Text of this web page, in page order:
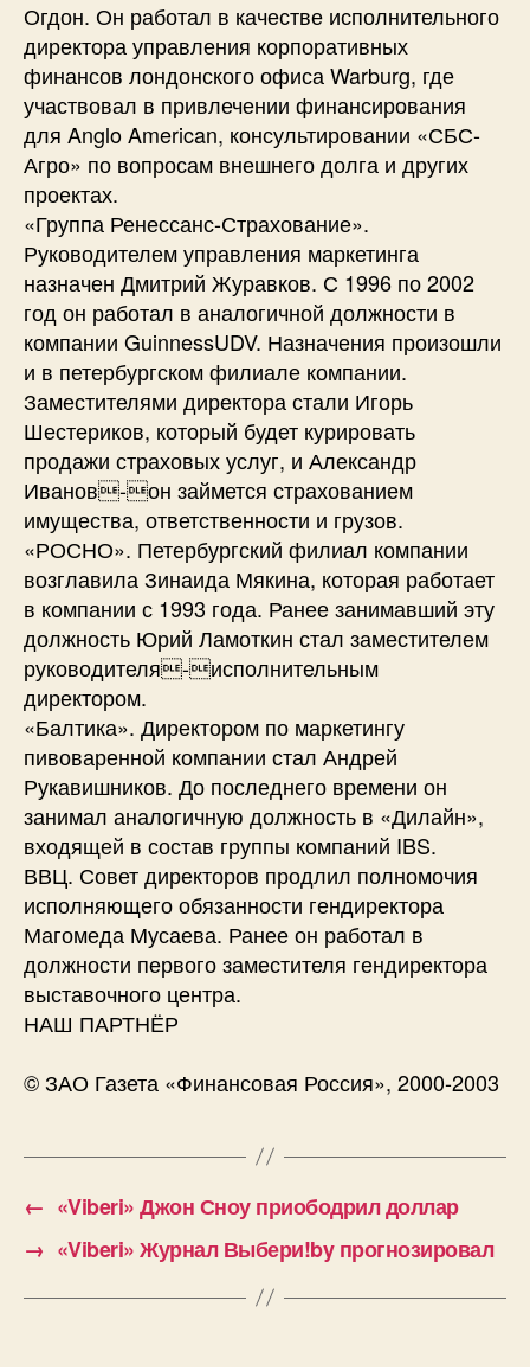
Огдон. Он работал в качестве исполнительного
директора управления корпоративных
финансов лондонского офиса Warburg, где
участвовал в привлечении финансирования
для Anglo American, консультировании «СБС-
Агро» по вопросам внешнего долга и других
проектах.
«Группа Ренессанс-Страхование».
Руководителем управления маркетинга
назначен Дмитрий Журавков. С 1996 по 2002
год он работал в аналогичной должности в
компании GuinnessUDV. Назначения произошли
и в петербургском филиале компании.
Заместителями директора стали Игорь
Шестериков, который будет курировать
продажи страховых услуг, и Александр
Иванов-он займется страхованием
имущества, ответственности и грузов.
«РОСНО». Петербургский филиал компании
возглавила Зинаида Мякина, которая работает
в компании с 1993 года. Ранее занимавший эту
должность Юрий Ламоткин стал заместителем
руководителя-исполнительным
директором.
«Балтика». Директором по маркетингу
пивоваренной компании стал Андрей
Рукавишников. До последнего времени он
занимал аналогичную должность в «Дилайн»,
входящей в состав группы компаний IBS.
ВВЦ. Совет директоров продлил полномочия
исполняющего обязанности гендиректора
Магомеда Мусаева. Ранее он работал в
должности первого заместителя гендиректора
выставочного центра.
НАШ ПАРТНЁР
© ЗАО Газета «Финансовая Россия», 2000-2003
← «Viberi» Джон Сноу приободрил доллар
→ «Viberi» Журнал Выбери!by прогнозировал